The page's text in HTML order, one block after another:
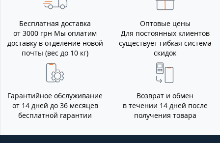
Бесплатная доставка
от 3000 грн Мы оплатим
доставку в отделение новой
почты (вес до 10 кг)
Оптовые цены
Для постоянных клиентов
существует гибкая система
скидок
Гарантийное обслуживание
от 14 дней до 36 месяцев
бесплатной гарантии
Возврат и обмен
в течении 14 дней после
получения товара